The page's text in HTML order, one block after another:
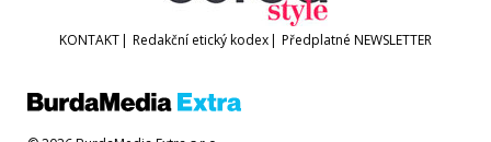
KONTAKT| Redakční etický kodex| Předplatné NEWSLETTER